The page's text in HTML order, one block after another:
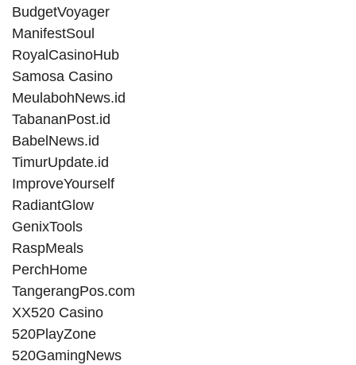
BudgetVoyager
ManifestSoul
RoyalCasinoHub
Samosa Casino
MeulabohNews.id
TabananPost.id
BabelNews.id
TimurUpdate.id
ImproveYourself
RadiantGlow
GenixTools
RaspMeals
PerchHome
TangerangPos.com
XX520 Casino
520PlayZone
520GamingNews